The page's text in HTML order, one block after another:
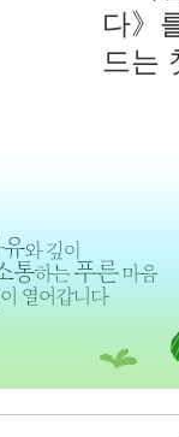
다》
드는